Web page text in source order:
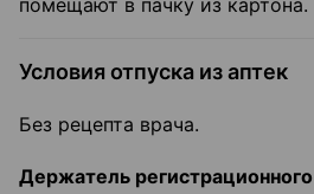
помещают в пачку из картона.
Условия отпуска из аптек
Без рецепта врача.
Держатель